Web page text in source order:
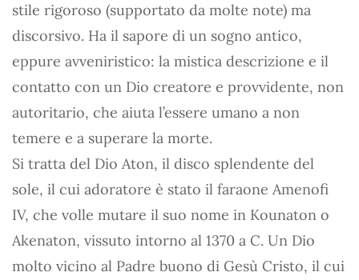
stile rigoroso (supportato da molte note) ma
discorsivo. Ha il sapore di un sogno antico,
eppure avveniristico: la mistica descrizione e il
contatto con un Dio creatore e provvidente, non
autoritario, che aiuta l’essere umano a non
temere e a superare la morte.
Si tratta del Dio Aton, il disco splendente del
sole, il cui adoratore è stato il faraone Amenofi
IV, che volle mutare il suo nome in Kounaton o
Akenaton, vissuto intorno al 1370 a C. Un Dio
molto vicino al Padre buono di Gesù Cristo, il cui